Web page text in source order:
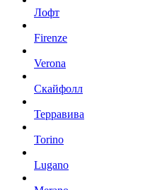
Лофт
Firenze
Verona
Скайфолл
Терравива
Torino
Lugano